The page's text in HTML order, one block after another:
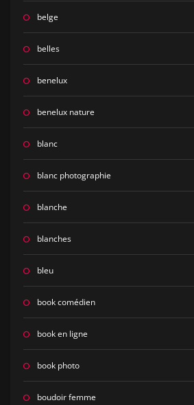
belge
belles
benelux
benelux nature
blanc
blanc photographie
blanche
blanches
bleu
book comédien
book en ligne
book photo
boudoir femme